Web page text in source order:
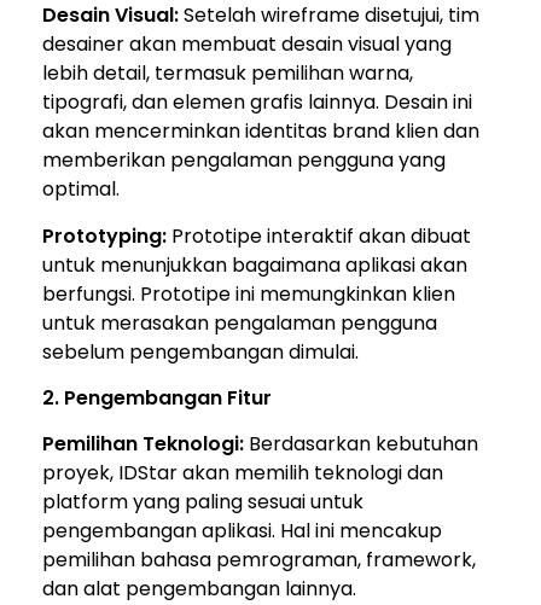
Desain Visual:Setelah wireframe disetujui, tim
desainer akan membuat desain visual yang
lebih detail, termasuk pemilihan warna,
tipografi, dan elemen grafis lainnya. Desain ini
akan mencerminkan identitas brand klien dan
memberikan pengalaman pengguna yang
optimal.
Prototyping: Prototipe interaktif akan dibuat
untuk menunjukkan bagaimana aplikasi akan
berfungsi. Prototipe ini memungkinkan klien
untuk merasakan pengalaman pengguna
sebelum pengembangan dimulai.
2. Pengembangan Fitur
Pemilihan Teknologi: Berdasarkan kebutuhan
proyek, IDStar akan memilih teknologi dan
platform yang paling sesuai untuk
pengembangan aplikasi. Hal ini mencakup
pemilihan bahasa pemrograman, framework,
dan alat pengembangan lainnya.